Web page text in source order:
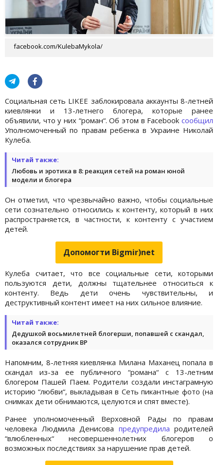
facebook.com/KulebaMykola/
Социальная сеть LIKEE заблокировала аккаунты 8-летней
киевлянки и 13-летнего блогера, которые ранее
объявили, что у них “роман“. Об этом в Facebook сообщил
Уполномоченный по правам ребенка в Украине Николай
Кулеба.
Читай также:
Любовь и эротика в 8: реакция сетей на роман юной
модели и блогера
Он отметил, что чрезвычайно важно, чтобы социальные
сети сознательно относились к контенту, который в них
распространяется, в частности, к контенту с участием
детей.
Допомогти Bigmir)net
Кулеба считает, что все социальные сети, которыми
пользуются дети, должны тщательнее относиться к
контенту. Ведь дети очень чувствительны, и
деструктивный контент имеет на них сильное влияние.
Читай также:
Дедушкой восьмилетней блогерши, попавшей с скандал,
оказался сотрудник ВР
Напомним, 8-летняя киевлянка Милана Маханец попала в
скандал из-за ее публичного “романа“ с 13-летним
блогером Пашей Паем. Родители создали инстаграмную
историю “любви“, выкладывая в Сеть пикантные фото (на
снимках дети обнимаются, целуются и спят вместе).
Ранее уполномоченный Верховной Рады по правам
человека Людмила Денисова предупредила родителей
“влюбленных“ несовершеннолетних блогеров о
возможных последствиях за нарушение прав детей.